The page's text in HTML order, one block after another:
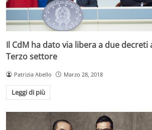
Il CdM ha dato via libera a due
Terzo settore
Patrizia Abello Marzo 28, 2018
Leggi di più